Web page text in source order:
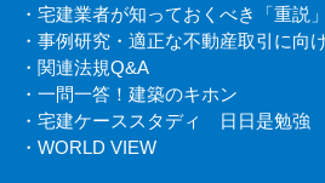
・宅建業者が知っておくべき「重説
・事例研究・適正な不動産取引に向
・関連法規Q&A
・一問一答！建築のキホン
・宅建ケーススタディ 日日是勉強
・WORLD VIEW